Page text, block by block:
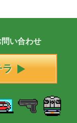
問い合わせ
ラ